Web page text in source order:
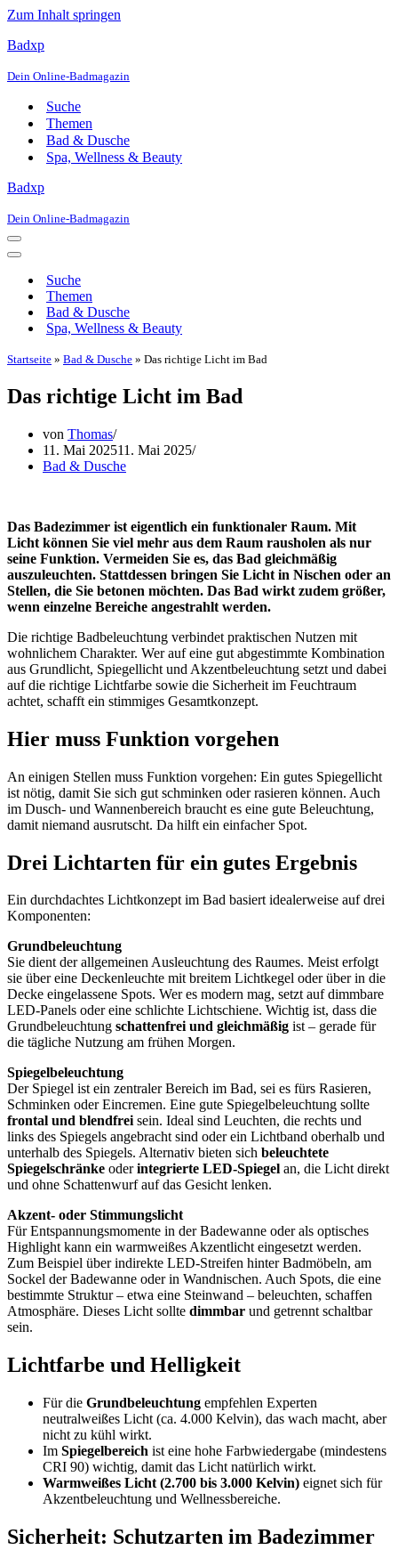
Zum Inhalt springen
Badxp
Dein Online-Badmagazin
Suche
Themen
Bad & Dusche
Spa, Wellness & Beauty
Badxp
Dein Online-Badmagazin
Navigationsmenü
Navigationsmenü
Suche
Themen
Bad & Dusche
Spa, Wellness & Beauty
Startseite » Bad & Dusche » Das richtige Licht im Bad
Das richtige Licht im Bad
von Thomas
11. Mai 202511. Mai 2025
Bad & Dusche
Das Badezimmer ist eigentlich ein funktionaler Raum. Mit
Licht können Sie viel mehr aus dem Raum rausholen als nur
seine Funktion. Vermeiden Sie es, das Bad gleichmäßig
auszuleuchten. Stattdessen bringen Sie Licht in Nischen oder an
Stellen, die Sie betonen möchten. Das Bad wirkt zudem größer,
wenn einzelne Bereiche angestrahlt werden.
Die richtige Badbeleuchtung verbindet praktischen Nutzen mit
wohnlichem Charakter. Wer auf eine gut abgestimmte Kombination
aus Grundlicht, Spiegellicht und Akzentbeleuchtung setzt und dabei
auf die richtige Lichtfarbe sowie die Sicherheit im Feuchtraum
achtet, schafft ein stimmiges Gesamtkonzept.
Hier muss Funktion vorgehen
An einigen Stellen muss Funktion vorgehen: Ein gutes Spiegellicht
ist nötig, damit Sie sich gut schminken oder rasieren können. Auch
im Dusch- und Wannenbereich braucht es eine gute Beleuchtung,
damit niemand ausrutscht. Da hilft ein einfacher Spot.
Drei Lichtarten für ein gutes Ergebnis
Ein durchdachtes Lichtkonzept im Bad basiert idealerweise auf drei
Komponenten:
Grundbeleuchtung
Sie dient der allgemeinen Ausleuchtung des Raumes. Meist erfolgt
sie über eine Deckenleuchte mit breitem Lichtkegel oder über in die
Decke eingelassene Spots. Wer es modern mag, setzt auf dimmbare
LED-Panels oder eine schlichte Lichtschiene. Wichtig ist, dass die
Grundbeleuchtung schattenfrei und gleichmäßig ist – gerade für
die tägliche Nutzung am frühen Morgen.
Spiegelbeleuchtung
Der Spiegel ist ein zentraler Bereich im Bad, sei es fürs Rasieren,
Schminken oder Eincremen. Eine gute Spiegelbeleuchtung sollte
frontal und blendfreisein. Ideal sind Leuchten, die rechts und
links des Spiegels angebracht sind oder ein Lichtband oberhalb und
unterhalb des Spiegels. Alternativ bieten sich beleuchtete
Spiegelschränke oderintegrierte LED-Spiegel an, die Licht direkt
und ohne Schattenwurf auf das Gesicht lenken.
Akzent- oder Stimmungslicht
Für Entspannungsmomente in der Badewanne oder als optisches
Highlight kann ein warmweißes Akzentlicht eingesetzt werden.
Zum Beispiel über indirekte LED-Streifen hinter Badmöbeln, am
Sockel der Badewanne oder in Wandnischen. Auch Spots, die eine
bestimmte Struktur – etwa eine Steinwand – beleuchten, schaffen
Atmosphäre. Dieses Licht sollte dimmbar und getrennt schaltbar
sein.
Lichtfarbe und Helligkeit
Für die Grundbeleuchtung empfehlen Experten
neutralweißes Licht (ca. 4.000 Kelvin), das wach macht, aber
nicht zu kühl wirkt.
Im Spiegelbereich ist eine hohe Farbwiedergabe (mindestens
CRI 90) wichtig, damit das Licht natürlich wirkt.
Warmweißes Licht (2.700 bis 3.000 Kelvin) eignet sich für
Akzentbeleuchtung und Wellnessbereiche.
Sicherheit: Schutzarten im Badezimmer